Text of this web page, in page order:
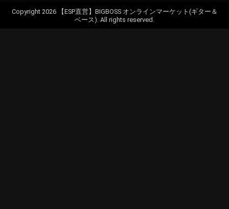
Copyright 2026【ESP直営】BIGBOSS オンラインマーケット(ギター＆
ベース). All rights reserved.